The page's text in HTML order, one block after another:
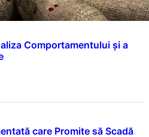
Comportamentului și a
care Promite să Scadă